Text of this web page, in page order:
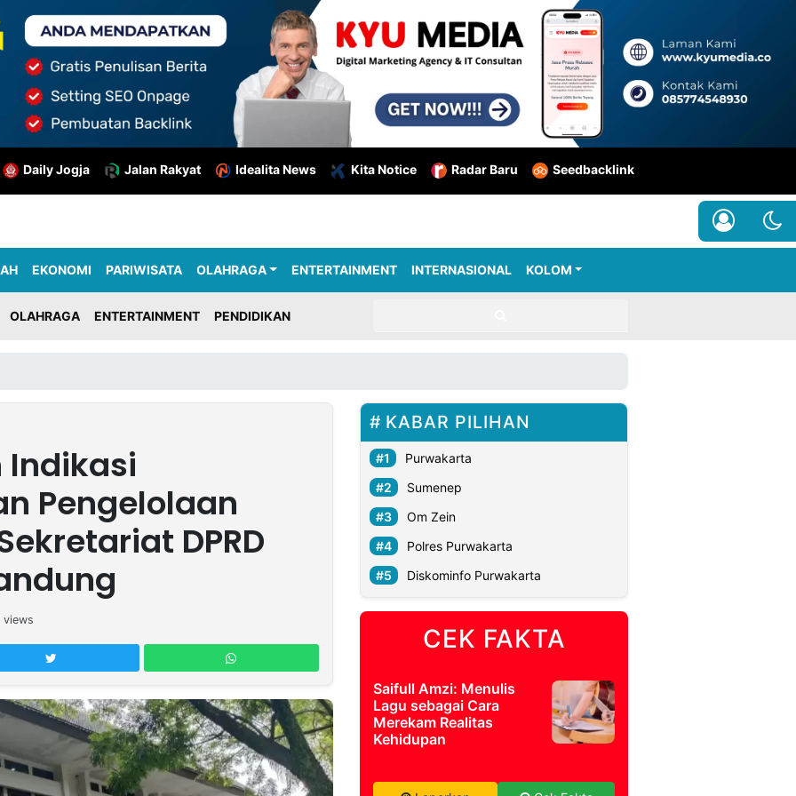
Daily Jogja Jalan Rakyat Idealita News Kita Notice Radar Baru Seedbacklink
EKONOMI PARIWISATA OLAHRAGA ENTERTAINMENT INTERNASIONAL KOLOM
OLAHRAGA ENTERTAINMENT PENDIDIKAN
Indikasi
Pengelolaan
DPRD
views
KABAR PILIHAN
Purwakarta
Sumenep
Om Zein
Polres Purwakarta
Diskominfo Purwakarta
CEK FAKTA
Saifull Amzi: Menulis
Lagu sebagai Cara
Merekam Realitas
Kehidupan